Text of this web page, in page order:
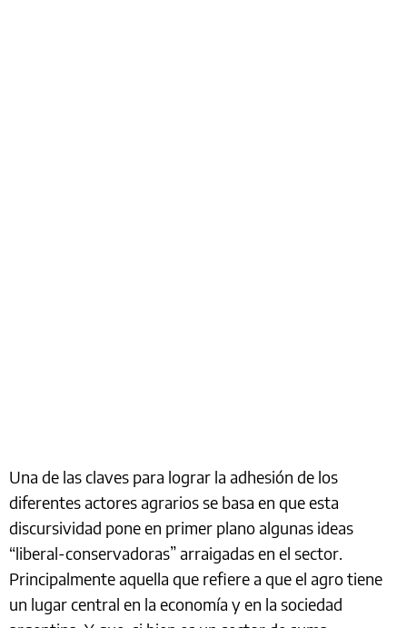
Una de las claves para lograr la adhesión de los
diferentes actores agrarios se basa en que esta
discursividad pone en primer plano algunas ideas
“liberal-conservadoras” arraigadas en el sector.
Principalmente aquella que refiere a que el agro tiene
un lugar central en la economía y en la sociedad